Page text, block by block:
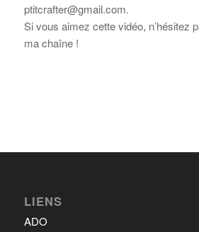
ptitcrafter@gmail.com.
Si vous aimez cette vidéo, n’hésitez
ma chaîne !
LIENS
ADO